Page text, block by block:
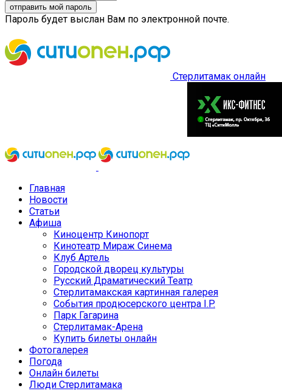
Пароль будет выслан Вам по электронной почте.
Стерлитамак онлайн
Главная
Новости
Статьи
Афиша
Киноцентр Кинопорт
Кинотеатр Мираж Синема
Клуб Артель
Городской дворец культуры
Русский Драматический Театр
Стерлитамакская картинная галерея
События продюсерского центра I.P.
Парк Гагарина
Стерлитамак-Арена
Купить билеты онлайн
Фотогалерея
Погода
Онлайн билеты
Люди Стерлитамака